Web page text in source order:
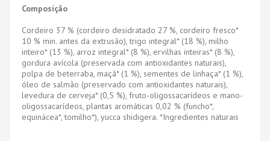
Composição
Cordeiro 37 % (cordeiro desidratado 27 %, cordeiro fresco*
10 % min. antes da extrusão), trigo integral* (18 %), milho
inteiro* (13 %), arroz integral* (8 %), ervilhas inteiras* (8 %),
gordura avícola (preservada com antioxidantes naturais),
polpa de beterraba, maçã* (1 %), sementes de linhaça* (1 %),
óleo de salmão (preservado com antioxidantes naturais),
levedura de cerveja* (0,5 %), fruto-oligossacarídeos e mano-
oligossacarídeos, plantas aromáticas 0,02 % (funcho*,
equinácea*, tomilho*), yucca shidigera. *Ingredientes naturais